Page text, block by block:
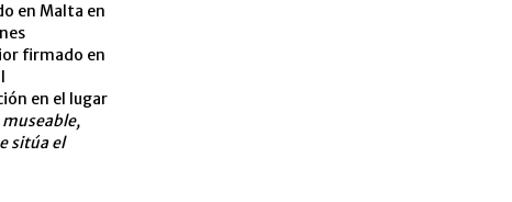
en Malta en
firmado en
en el lugar
sitúa el